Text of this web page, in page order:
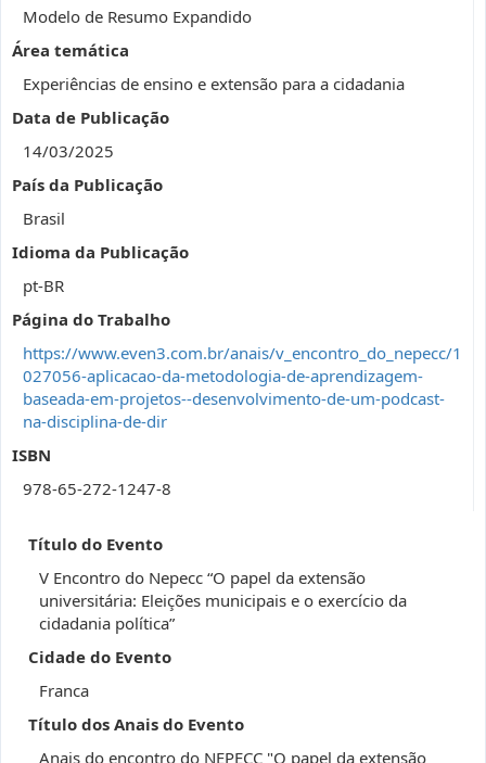
Modelo de Resumo Expandido
Área temática
Experiências de ensino e extensão para a cidadania
Data de Publicação
14/03/2025
País da Publicação
Brasil
Idioma da Publicação
pt-BR
Página do Trabalho
https://www.even3.com.br/anais/v_encontro_do_nepecc/1
027056-aplicacao-da-metodologia-de-aprendizagem-
baseada-em-projetos--desenvolvimento-de-um-podcast-
na-disciplina-de-dir
ISBN
978-65-272-1247-8
Título do Evento
V Encontro do Nepecc “O papel da extensão
universitária: Eleições municipais e o exercício da
cidadania política”
Cidade do Evento
Franca
Título dos Anais do Evento
Anais do encontro do NEPECC "O papel da extensão